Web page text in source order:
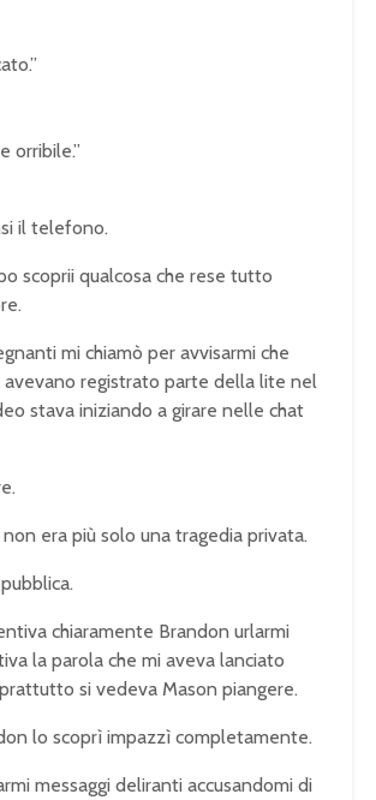
orribile.”
il telefono.
scoprii qualcosa che rese tutto
mi chiamò per avvisarmi che
avevano registrato parte della lite nel
stava iniziando a girare nelle chat
era più solo una tragedia privata.
chiaramente Brandon urlarmi
la parola che mi aveva lanciato
si vedeva Mason piangere.
lo scoprì impazzì completamente.
messaggi deliranti accusandomi di